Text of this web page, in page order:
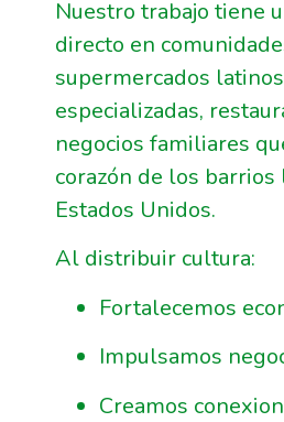
Nuestro trabajo tiene
directo en
supermercados
especializadas,
negocios familiares
corazón de los barrios
Estados Unidos.
Al distribuir cultura:
Fortalecemos
Impulsamos
Creamos